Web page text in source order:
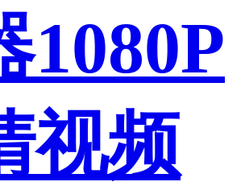
1080P
视频